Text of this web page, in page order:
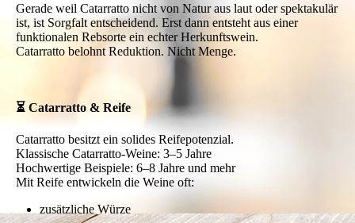
Gerade weil Catarratto nicht von Natur aus laut oder spektakulär
ist, ist Sorgfalt entscheidend. Erst dann entsteht aus einer
funktionalen Rebsorte ein echter Herkunftswein.
Catarratto belohnt Reduktion. Nicht Menge.
⏳ Catarratto & Reife
Catarratto besitzt ein solides Reifepotenzial.
Klassische Catarratto-Weine: 3–5 Jahre
Hochwertige Beispiele: 6–8 Jahre und mehr
Mit Reife entwickeln die Weine oft:
zusätzliche Würze